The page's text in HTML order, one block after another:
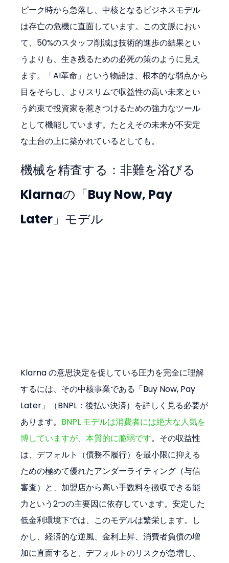
ピーク時から急落し、中核となるビジネスモデル
は存亡の危機に直面しています。この文脈におい
て、50%のスタッフ削減は技術的進歩の結果とい
うよりも、生き残るための必死の策のように見え
ます。「AI革命」という物語は、根本的な弱点から
目をそらし、よりスリムで収益性の高い未来とい
う約束で投資家を惹きつけるための強力なツール
として機能しています。たとえその未来が不安定
な土台の上に築かれているとしても。
機械を精査する：非難を浴びる
Klarnaの「Buy Now, Pay
Later」モデル
Klarna の意思決定を促している圧力を完全に理解
するには、その中核事業である「Buy Now, Pay
Later」（BNPL：後払い決済）を詳しく見る必要が
あります。 BNPL モデルは消費者には絶大な人気を
博していますが、本質的に脆弱です。その収益性
は、デフォルト（債務不履行）を最小限に抑える
ための極めて優れたアンダーライティング（与信
審査）と、加盟店から高い手数料を徴収できる能
力という2つの主要因に依存しています。安定した
低金利環境下では、このモデルは繁栄します。し
かし、経済的な逆風、金利上昇、消費者負債の増
加に直面すると、デフォルトのリスクが急増し、